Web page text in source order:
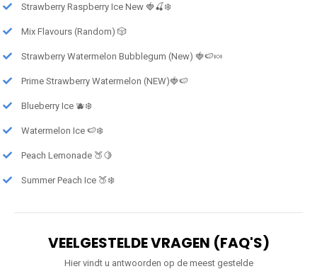
Strawberry Raspberry Ice New 🍓🍒❄️
Mix Flavours (Random) 🎲
Strawberry Watermelon Bubblegum (New) 🍓🍉🍬
Prime Strawberry Watermelon (NEW)🍓🍉
Blueberry Ice 🫐❄️
Watermelon Ice 🍉❄️
Peach Lemonade 🍑🍋
Summer Peach Ice 🍑❄️
VEELGESTELDE VRAGEN (FAQ'S)
Hier vindt u antwoorden op de meest gestelde